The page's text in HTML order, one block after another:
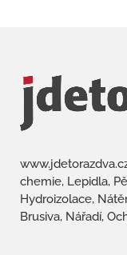
chemie, Lepidla,
Hydroizolace,
Brusiva, Nářadí,